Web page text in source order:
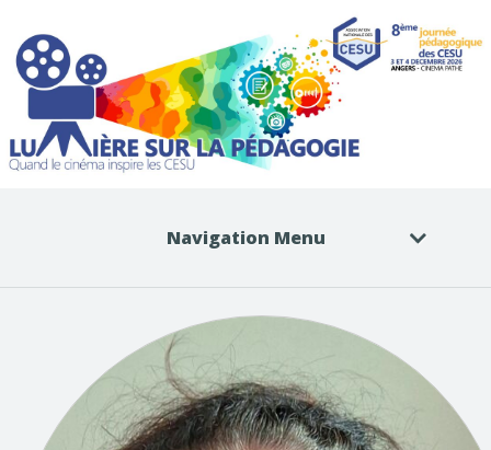
Navigation Menu